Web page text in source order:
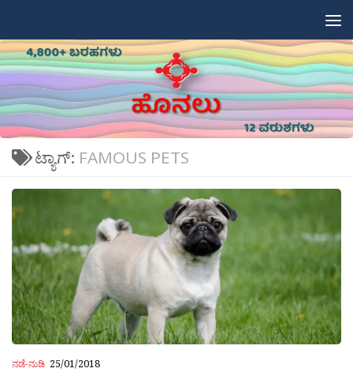
ಟ್ಯಾಗ್: FAMOUS PETS
ನಡೆ-ನುಡಿ 25/01/2018